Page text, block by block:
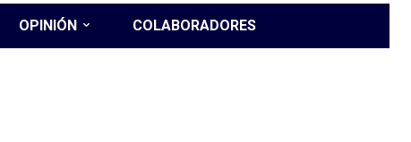
OPINIÓN COLABORADORES